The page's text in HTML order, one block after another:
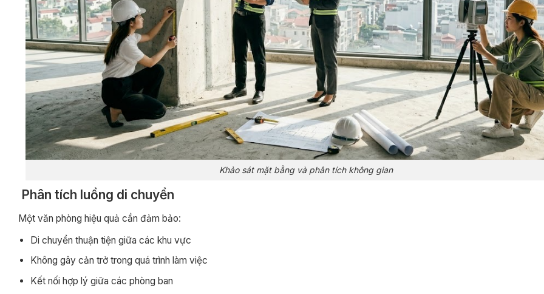
Khảo sát mặt bằng và phân tích không gian
Phân tích luồng di chuyển
Một văn phòng hiệu quả cần đảm bảo:
Di chuyển thuận tiện giữa các khu vực
Không gây cản trở trong quá trình làm việc
Kết nối hợp lý giữa các phòng ban